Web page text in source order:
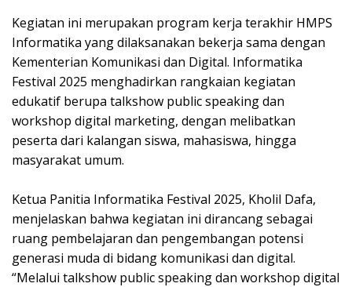
Kegiatan ini merupakan program kerja terakhir HMPS
Informatika yang dilaksanakan bekerja sama dengan
Kementerian Komunikasi dan Digital. Informatika
Festival 2025 menghadirkan rangkaian kegiatan
edukatif berupa talkshow public speaking dan
workshop digital marketing, dengan melibatkan
peserta dari kalangan siswa, mahasiswa, hingga
masyarakat umum.
Ketua Panitia Informatika Festival 2025, Kholil Dafa,
menjelaskan bahwa kegiatan ini dirancang sebagai
ruang pembelajaran dan pengembangan potensi
generasi muda di bidang komunikasi dan digital.
“Melalui talkshow public speaking dan workshop digital